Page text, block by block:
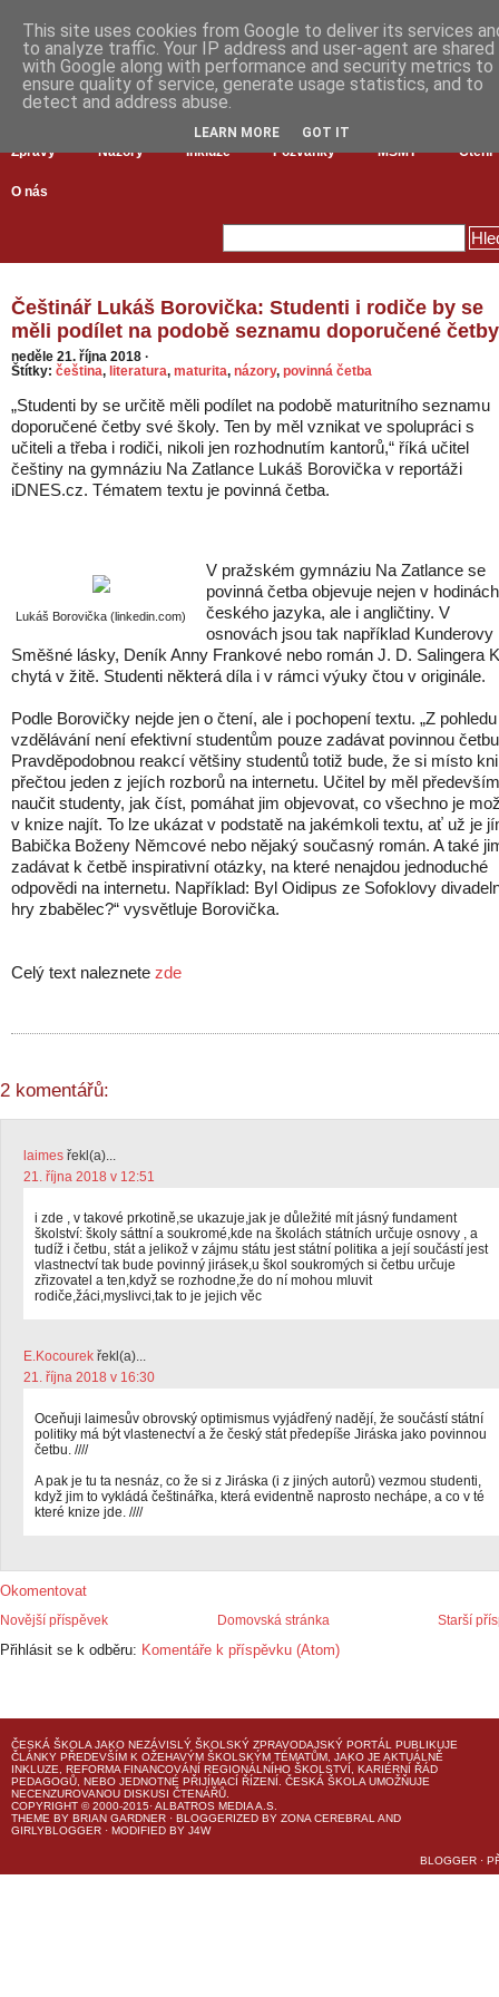
Zprávy Názory Inkluze Pozvánky MŠMT Čtení
O nás
Češtinář Lukáš Borovička: Studenti i rodiče by se
měli podílet na podobě seznamu doporučené četby
neděle 21. října 2018 ·
Štítky: čeština, literatura, maturita, názory, povinná četba
„Studenti by se určitě měli podílet na podobě maturitního seznamu
doporučené četby své školy. Ten by měl vznikat ve spolupráci s
učiteli a třeba i rodiči, nikoli jen rozhodnutím kantorů,“ říká učitel
češtiny na gymnáziu Na Zatlance Lukáš Borovička v reportáži
iDNES.cz. Tématem textu je povinná četba.
Lukáš Borovička (linkedin.com)
V pražském gymnáziu Na Zatlance se
povinná četba objevuje nejen v hodinách
českého jazyka, ale i angličtiny. V
osnovách jsou tak například Kunderovy
Směšné lásky, Deník Anny Frankové nebo román J. D. Salingera
chytá v žitě. Studenti některá díla i v rámci výuky čtou v originále.
Podle Borovičky nejde jen o čtení, ale i pochopení textu. „Z pohledu
vzdělávání není efektivní studentům pouze zadávat povinnou
Pravděpodobnou reakcí většiny studentů totiž bude, že si místo
přečtou jeden z jejích rozborů na internetu. Učitel by měl především
naučit studenty, jak číst, pomáhat jim objevovat, co všechno je
v knize najít. To lze ukázat v podstatě na jakémkoli textu, ať už je
Babička Boženy Němcové nebo nějaký současný román. A také
zadávat k četbě inspirativní otázky, na které nenajdou jednoduché
odpovědi na internetu. Například: Byl Oidipus ze Sofoklovy
hry zbabělec?“ vysvětluje Borovička.
Celý text naleznete zde
2 komentářů:
laimes řekl(a)...
21. října 2018 v 12:51
i zde , v takové prkotině,se ukazuje,jak je důležité mít jásný fundament
školství: školy sáttní a soukromé,kde na školách státních určuje osnovy , a
tudíž i četbu, stát a jelikož v zájmu státu jest státní politika a její součástí jest
vlastnectví tak bude povinný jirásek,u škol soukromých si četbu určuje
zřizovatel a ten,když se rozhodne,že do ní mohou mluvit
rodiče,žáci,myslivci,tak to je jejich věc
E.Kocourek řekl(a)...
21. října 2018 v 16:30
Oceňuji laimesův obrovský optimismus vyjádřený nadějí, že součástí státní
politiky má být vlastenectví a že český stát předepíše Jiráska jako povinnou
četbu. ////
A pak je tu ta nesnáz, co že si z Jiráska (i z jiných autorů) vezmou studenti,
když jim to vykládá češtinářka, která evidentně naprosto nechápe, a co v té
které knize jde. ////
Okomentovat
Novější příspěvek Starší
Domovská stránka
Přihlásit se k odběru: Komentáře k příspěvku (Atom)
ČESKÁ ŠKOLA JAKO NEZÁVISLÝ ŠKOLSKÝ ZPRAVODAJSKÝ PORTÁL PUBLIKUJE
ČLÁNKY PŘEDEVŠÍM K OŽEHAVÝM ŠKOLSKÝM TÉMATŮM, JAKO JE AKTUÁLNĚ
INKLUZE, REFORMA FINANCOVÁNÍ REGIONÁLNÍHO ŠKOLSTVÍ, KARIÉRNÍ ŘÁD
PEDAGOGŮ, NEBO JEDNOTNÉ PŘIJÍMACÍ ŘÍZENÍ. ČESKÁ ŠKOLA UMOŽŇUJE
NECENZUROVANOU DISKUSI ČTENÁŘŮ.
COPYRIGHT © 2000-2015· ALBATROS MEDIA A.S.
THEME BY BRIAN GARDNER · BLOGGERIZED BY ZONA CEREBRAL AND
GIRLYBLOGGER · MODIFIED BY J4W
BLOGGER ·
This site uses cookies from Google to deliver its services
to analyze traffic. Your IP address and user-agent are shared
with Google along with performance and security metrics to
ensure quality of service, generate usage statistics, and to
detect and address abuse.
LEARN MORE GOT IT